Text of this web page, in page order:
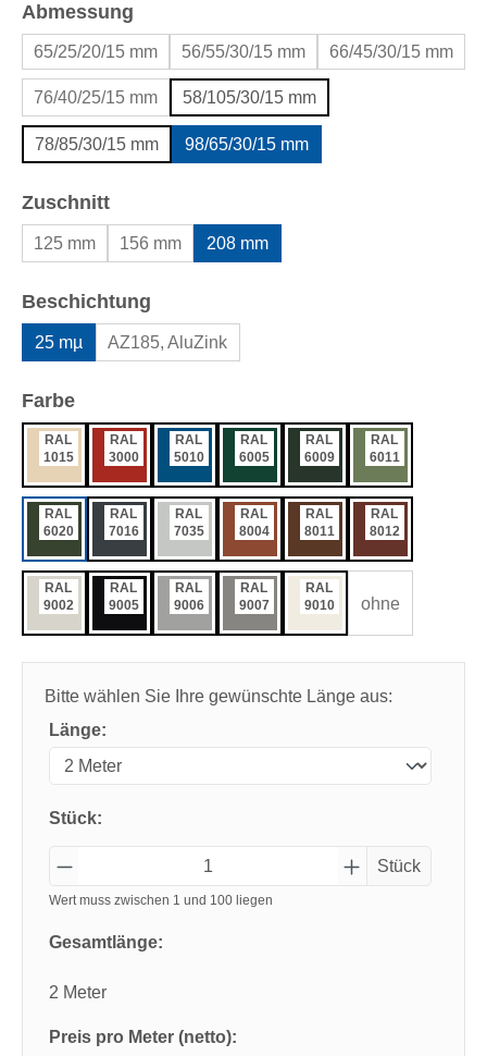
Abmessung
65/25/20/15 mm 56/55/30/15 mm 66/45/30/15 mm
76/40/25/15 mm 58/105/30/15 mm
78/85/30/15 mm 98/65/30/15 mm
Zuschnittauswählen
125 mm 156 mm 208 mm
Beschichtung
25 mµ AZ185, AluZink
Farbeauswählen
RAL
1015
RAL
3000
RAL
5010
RAL
6005
RAL
6009
RAL
6011
RAL
6020
RAL
7016
RAL
7035
RAL
8004
RAL
8011
RAL
8012
RAL
9002
RAL
9005
RAL
9006
RAL
9007
RAL
9010
ohne
Bitte wählen Sie Ihre gewünschte Länge aus:
Länge:
Stück:
Stück
Wert muss zwischen 1 und 100 liegen
Gesamtlänge:
2 Meter
Preis pro Meter (netto):